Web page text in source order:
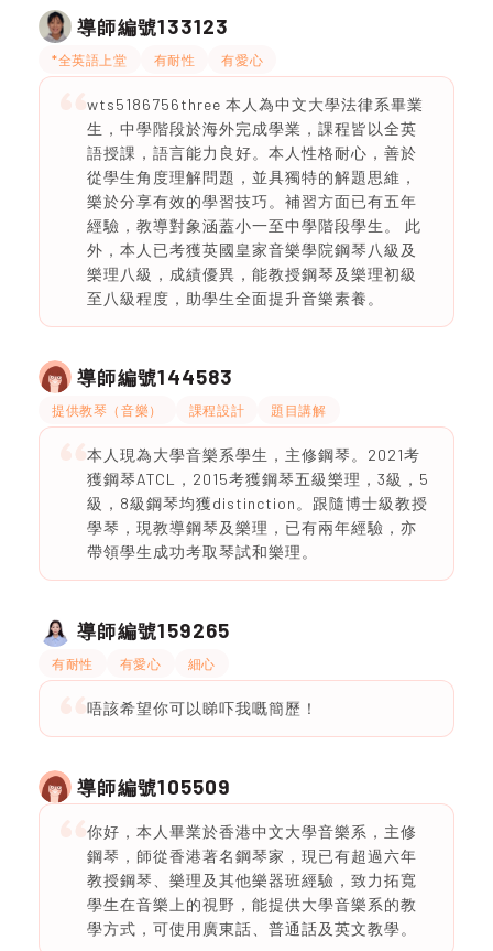
導師編號133123
*全英語上堂 有耐性 有愛心
wts5186756three 本人為中文大學法律系畢業
生，中學階段於海外完成學業，課程皆以全英
語授課，語言能力良好。本人性格耐心，善於
從學生角度理解問題，並具獨特的解題思維，
樂於分享有效的學習技巧。補習方面已有五年
經驗，教導對象涵蓋小一至中學階段學生。 此
外，本人已考獲英國皇家音樂學院鋼琴八級及
樂理八級，成績優異，能教授鋼琴及樂理初級
至八級程度，助學生全面提升音樂素養。
導師編號144583
提供教琴（音樂） 課程設計 題目講解
本人現為大學音樂系學生，主修鋼琴。2021考
獲鋼琴ATCL，2015考獲鋼琴五級樂理，3級，5
級，8級鋼琴均獲distinction。跟隨博士級教授
學琴，現教導鋼琴及樂理，已有兩年經驗，亦
帶領學生成功考取琴試和樂理。
導師編號159265
有耐性 有愛心 細心
唔該希望你可以睇吓我嘅簡歷！
導師編號105509
你好，本人畢業於香港中文大學音樂系，主修
鋼琴，師從香港著名鋼琴家，現已有超過六年
教授鋼琴、樂理及其他樂器班經驗，致力拓寬
學生在音樂上的視野，能提供大學音樂系的教
學方式，可使用廣東話、普通話及英文教學。